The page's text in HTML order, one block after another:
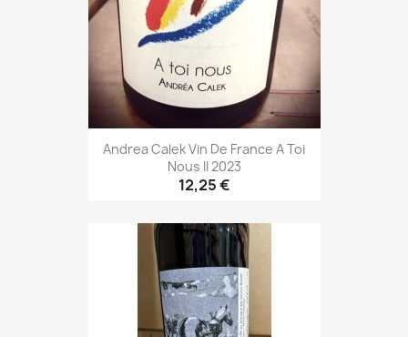
Andrea Calek Vin De France A Toi
Nous II 2023
12,25 €